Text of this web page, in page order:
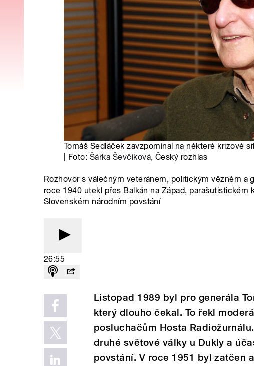
Tomáš Sedláček zavzpomínal na některé krizové
| Foto: Šárka Ševčíková, Český rozhlas
Rozhovor s válečným veteránem, politickým vězněm a
roce 1940 utekl přes Balkán na Západ, parašutistickém
Slovenském národním povstání
26:55
Listopad 1989 byl pro generála
který dlouho čekal. To řekl
posluchačům Hosta
druhé světové války u Dukly a
povstání. V roce 1951 byl zatčen